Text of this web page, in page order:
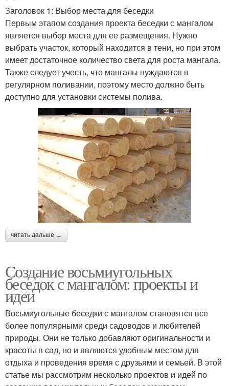
Заголовок 1: Выбор места для беседки
Первым этапом создания проекта беседки с мангалом
является выбор места для ее размещения. Нужно
выбрать участок, который находится в тени, но при этом
имеет достаточное количество света для роста мангала.
Также следует учесть, что мангалы нуждаются в
регулярном поливании, поэтому место должно быть
доступно для установки системы полива.
читать дальше →
Создание восьмиугольных
беседок с мангалом: проекты и
идеи
Восьмиугольные беседки с мангалом становятся все
более популярными среди садоводов и любителей
природы. Они не только добавляют оригинальности и
красоты в сад, но и являются удобным местом для
отдыха и проведения время с друзьями и семьей. В этой
статье мы рассмотрим несколько проектов и идей по